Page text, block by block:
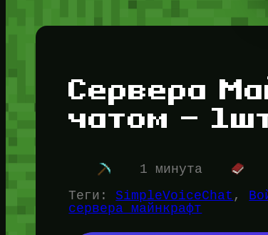
Сервера
чатом —
1 минута
Теги:SimpleVoiceChat ,
сервера майнкрафт